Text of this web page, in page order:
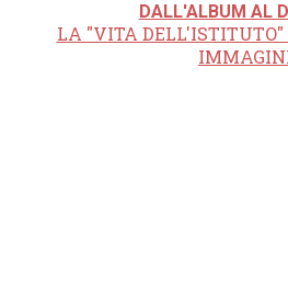
DALL'ALBUM AL
LA "VITA DELL'ISTITUTO"